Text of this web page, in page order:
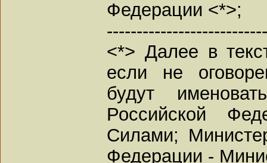
Федерации <*>;
<*> Далее в
если не
будут
Российской
Силами;
Федерации -